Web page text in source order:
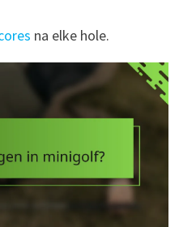
na elke hole.